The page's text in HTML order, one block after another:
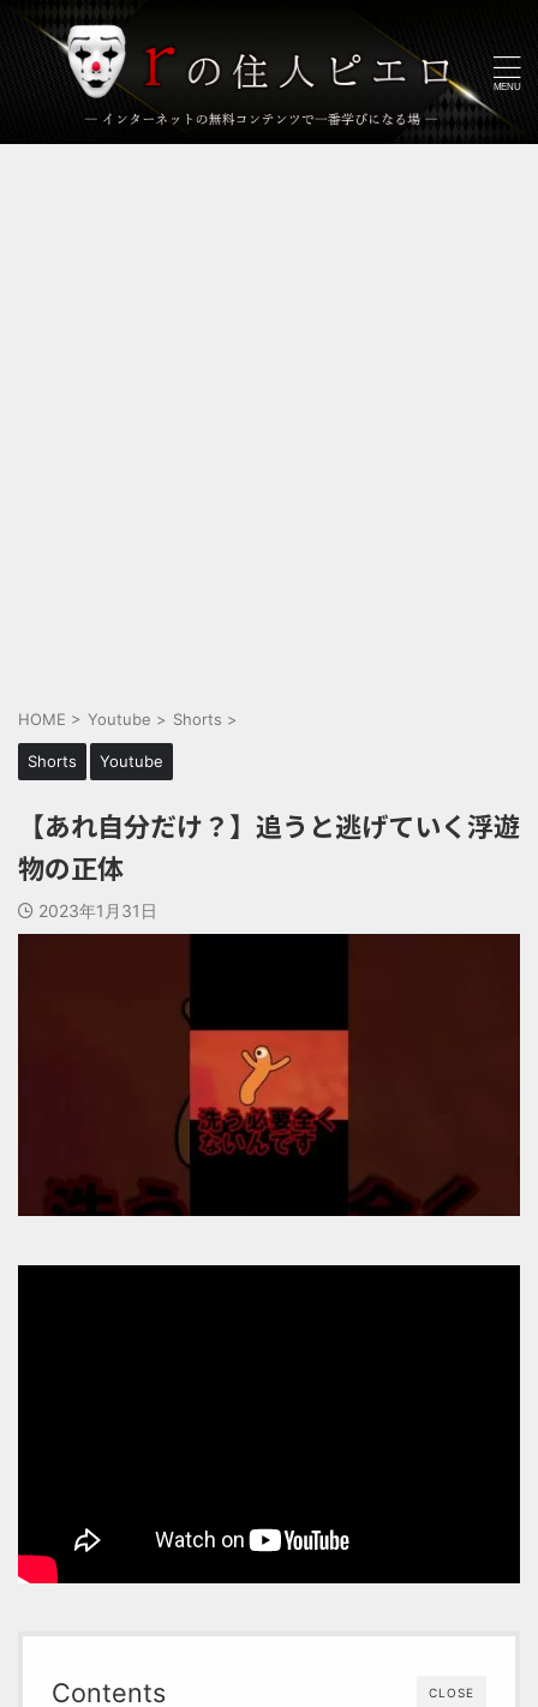
HOME > Youtube > Shorts >
Shorts Youtube
【あれ自分だけ？】追うと逃げていく浮遊
物の正体
2023年1月31日
CLOSE
Contents